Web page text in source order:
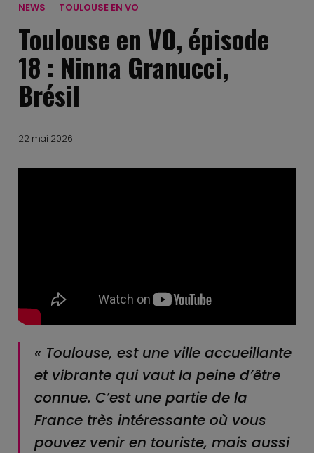
NEWS TOULOUSE EN VO
Toulouse en VO, épisode
18 : Ninna Granucci,
Brésil
22 mai 2026
« Toulouse, est une ville accueillante
et vibrante qui vaut la peine d’être
connue. C’est une partie de la
France très intéressante où vous
pouvez venir en touriste, mais aussi